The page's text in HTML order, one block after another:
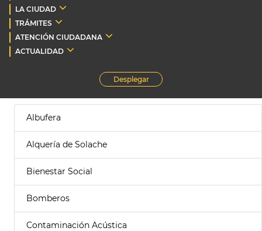
LA CIUDAD
TRÁMITES
ATENCIÓN CIUDADANA
ACTUALIDAD
Desplegar
Albufera
Alquería de Solache
Bienestar Social
Bomberos
Contaminación Acústica